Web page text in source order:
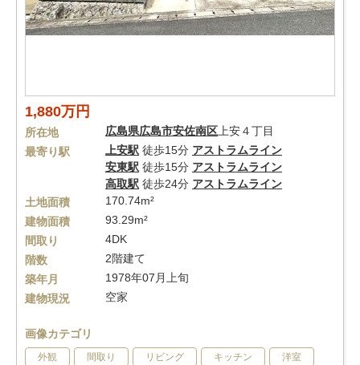
1,880万円
所在地 広島県広島市安佐南区 上安４丁目
最寄り駅
上安駅 徒歩15分 アストラムライン
安東駅 徒歩15分 アストラムライン
高取駅 徒歩24分 アストラムライン
土地面積
170.74m²
建物面積
93.29m²
間取り
4DK
階数
2階建て
築年月
1978年07月上旬
建物現況
空家
画像カテゴリ
外観 間取り リビング キッチン 洋室